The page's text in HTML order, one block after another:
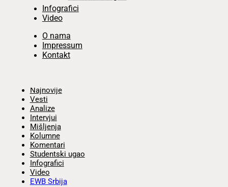
Infografici
Video
O nama
Impressum
Kontakt
Najnovije
Vesti
Analize
Intervjui
Mišljenja
Kolumne
Komentari
Studentski ugao
Infografici
Video
EWB Srbija